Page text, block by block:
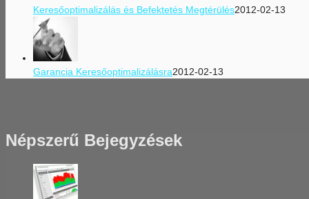
Keresőoptimalizálás és Befektetés Megtérülés2012-02-13
Garancia Keresőoptimalizálásra2012-02-13
Népszerű Bejegyzések